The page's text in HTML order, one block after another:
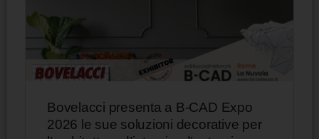
Bovelacci presenta a B-CAD Expo
2026 le sue soluzioni decorative per